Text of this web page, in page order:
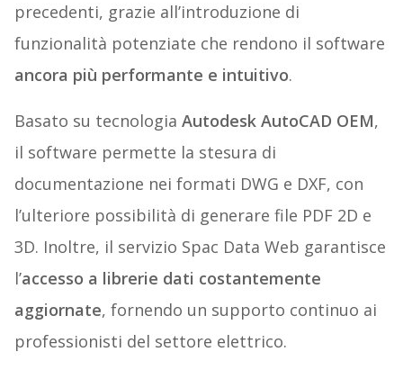
precedenti, grazie all’introduzione di
funzionalità potenziate che rendono il software
ancora più performante e intuitivo.
Basato su tecnologia Autodesk AutoCAD OEM,
il software permette la stesura di
documentazione nei formati DWG e DXF, con
l’ulteriore possibilità di generare file PDF 2D e
3D. Inoltre, il servizio Spac Data Web garantisce
l’accesso a librerie dati costantemente
aggiornate, fornendo un supporto continuo ai
professionisti del settore elettrico.